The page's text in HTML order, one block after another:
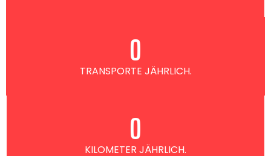
TRANSPORTE JÄHRLICH.
0
KILOMETER JÄHRLICH.
0